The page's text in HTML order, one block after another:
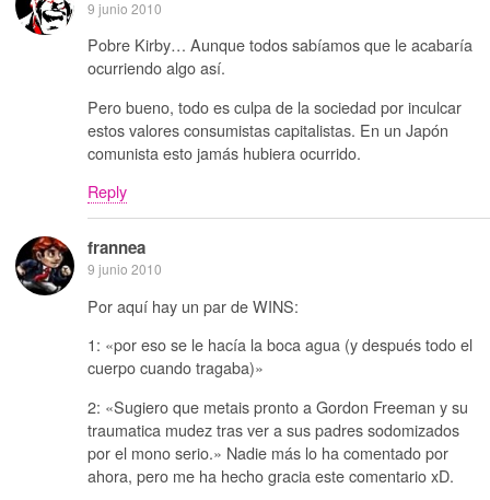
9 junio 2010
Pobre Kirby… Aunque todos sabíamos que le acabaría
ocurriendo algo así.
Pero bueno, todo es culpa de la sociedad por inculcar
estos valores consumistas capitalistas. En un Japón
comunista esto jamás hubiera ocurrido.
Reply
frannea
9 junio 2010
Por aquí hay un par de WINS:
1: «por eso se le hacía la boca agua (y después todo el
cuerpo cuando tragaba)»
2: «Sugiero que metais pronto a Gordon Freeman y su
traumatica mudez tras ver a sus padres sodomizados
por el mono serio.» Nadie más lo ha comentado por
ahora, pero me ha hecho gracia este comentario xD.